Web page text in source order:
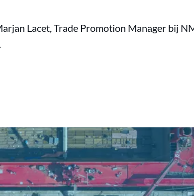
Lacet, Trade Promotion Manager bij
.